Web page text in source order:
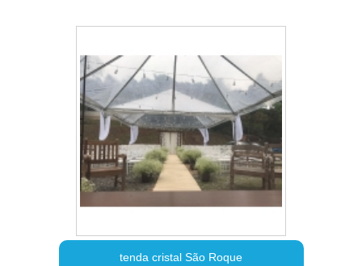
tenda cristal São Roque